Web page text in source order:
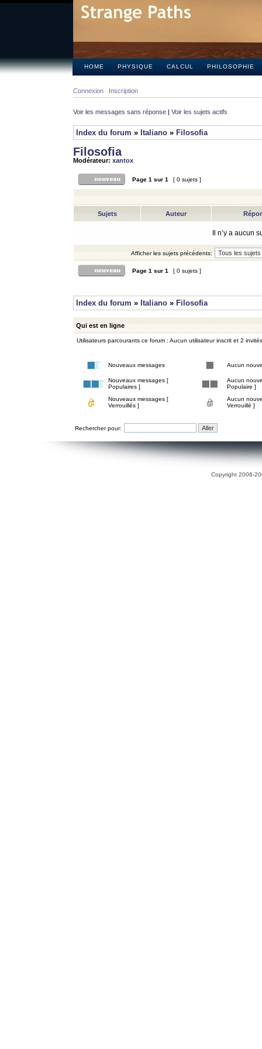
HOME PHYSIQUE CALCUL PHILOSOPHIE
Connexion Inscription
Voir les messages sans réponse | Voir les sujets actifs
Index du forum » Italiano » Filosofia
Filosofia
Modérateur: xantox
Page 1 sur 1 [ 0 sujets ]
Sujets Auteur
Il n’y a aucun
Afficher les sujets précédents:
Page 1 sur 1 [ 0 sujets ]
Index du forum » Italiano » Filosofia
Qui est en ligne
Utilisateurs parcourants ce forum : Aucun utilisateur inscrit et 2 invités
Nouveaux messages Aucun
Nouveaux messages [
Populaires ]
Aucun
Populaire ]
Nouveaux messages [
Verrouillés ]
Aucun
Verrouillé ]
Rechercher pour:
Copyright 2006-